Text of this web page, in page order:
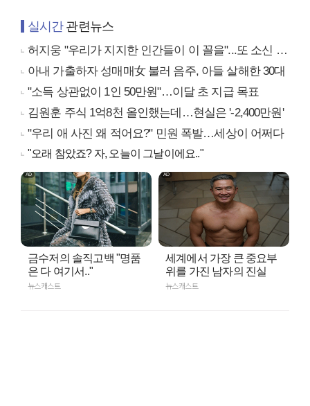
실시간관련뉴스
허지웅 "우리가 지지한 인간들이 이 꼴을"...또 소신 발언
아내 가출하자 성매매女 불러 음주, 아들 살해한 30대
"소득 상관없이 1인 50만원"…이달 초 지급 목표
김원훈 주식 1억8천 올인했는데…현실은 '-2,400만원'
"우리 애 사진 왜 적어요?" 민원 폭발…세상이 어쩌다
"오래 참았죠? 자, 오늘이 그날이에요.."
금수저의 솔직고백 "명품
은 다 여기서.."
뉴스캐스트
세계에서 가장 큰 중요부
위를 가진 남자의 진실
뉴스캐스트